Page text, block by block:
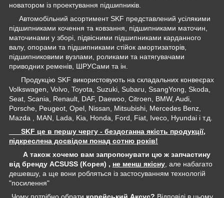
новатором із проектування підшипників.
Автомобільний асортимент SKF представлений усілякими
підшипниками кочення та ковзання, підшипниками маточин,
маточинами у зборі, підвісними підшипниками карданного
валу, опорами та підшипниками стійок амортизаторів,
підшипниковими вузлами, роликами та натягувачами
приводних ременів, ШРУСами та ін.
Продукцію SKF використовують на складальних конвеєрах
Volkswagen, Volvo, Toyota, Suzuki, Subaru, SsangYong, Skoda,
Seat, Scania, Renault, DAF, Daewoo, Citroen, BMW, Audi,
Porsche, Peugeot, Opel, Nissan, Mitsubishi, Mercedes Benz,
Mazda , MAN, Lada, Kia, Honda, Ford, Fiat, Iveco, Hyundai і т.д.
SKF це в першу чергу - бездоганна якість продукції,
підкреслена досвідом понад сотню років!
А також хочемо вам запропонувати цю ж запчастину
від бренду ACSUSS (Корея) , не менш якісну , але набагато
дешевшу, а ще вони робляться із застосуванням технологій
"посилення"
Чому потрібно обрати корейський Аксус? Відповіді в цьому